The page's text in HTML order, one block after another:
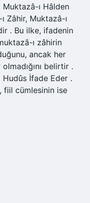
Muktazâ-ı Hâlden
Zâhir, Muktazâ-ı
. Bu ilke, ifadenin
ı zâhirin
ancak her
belirtir .
İfade Eder .
fiil cümlesinin ise